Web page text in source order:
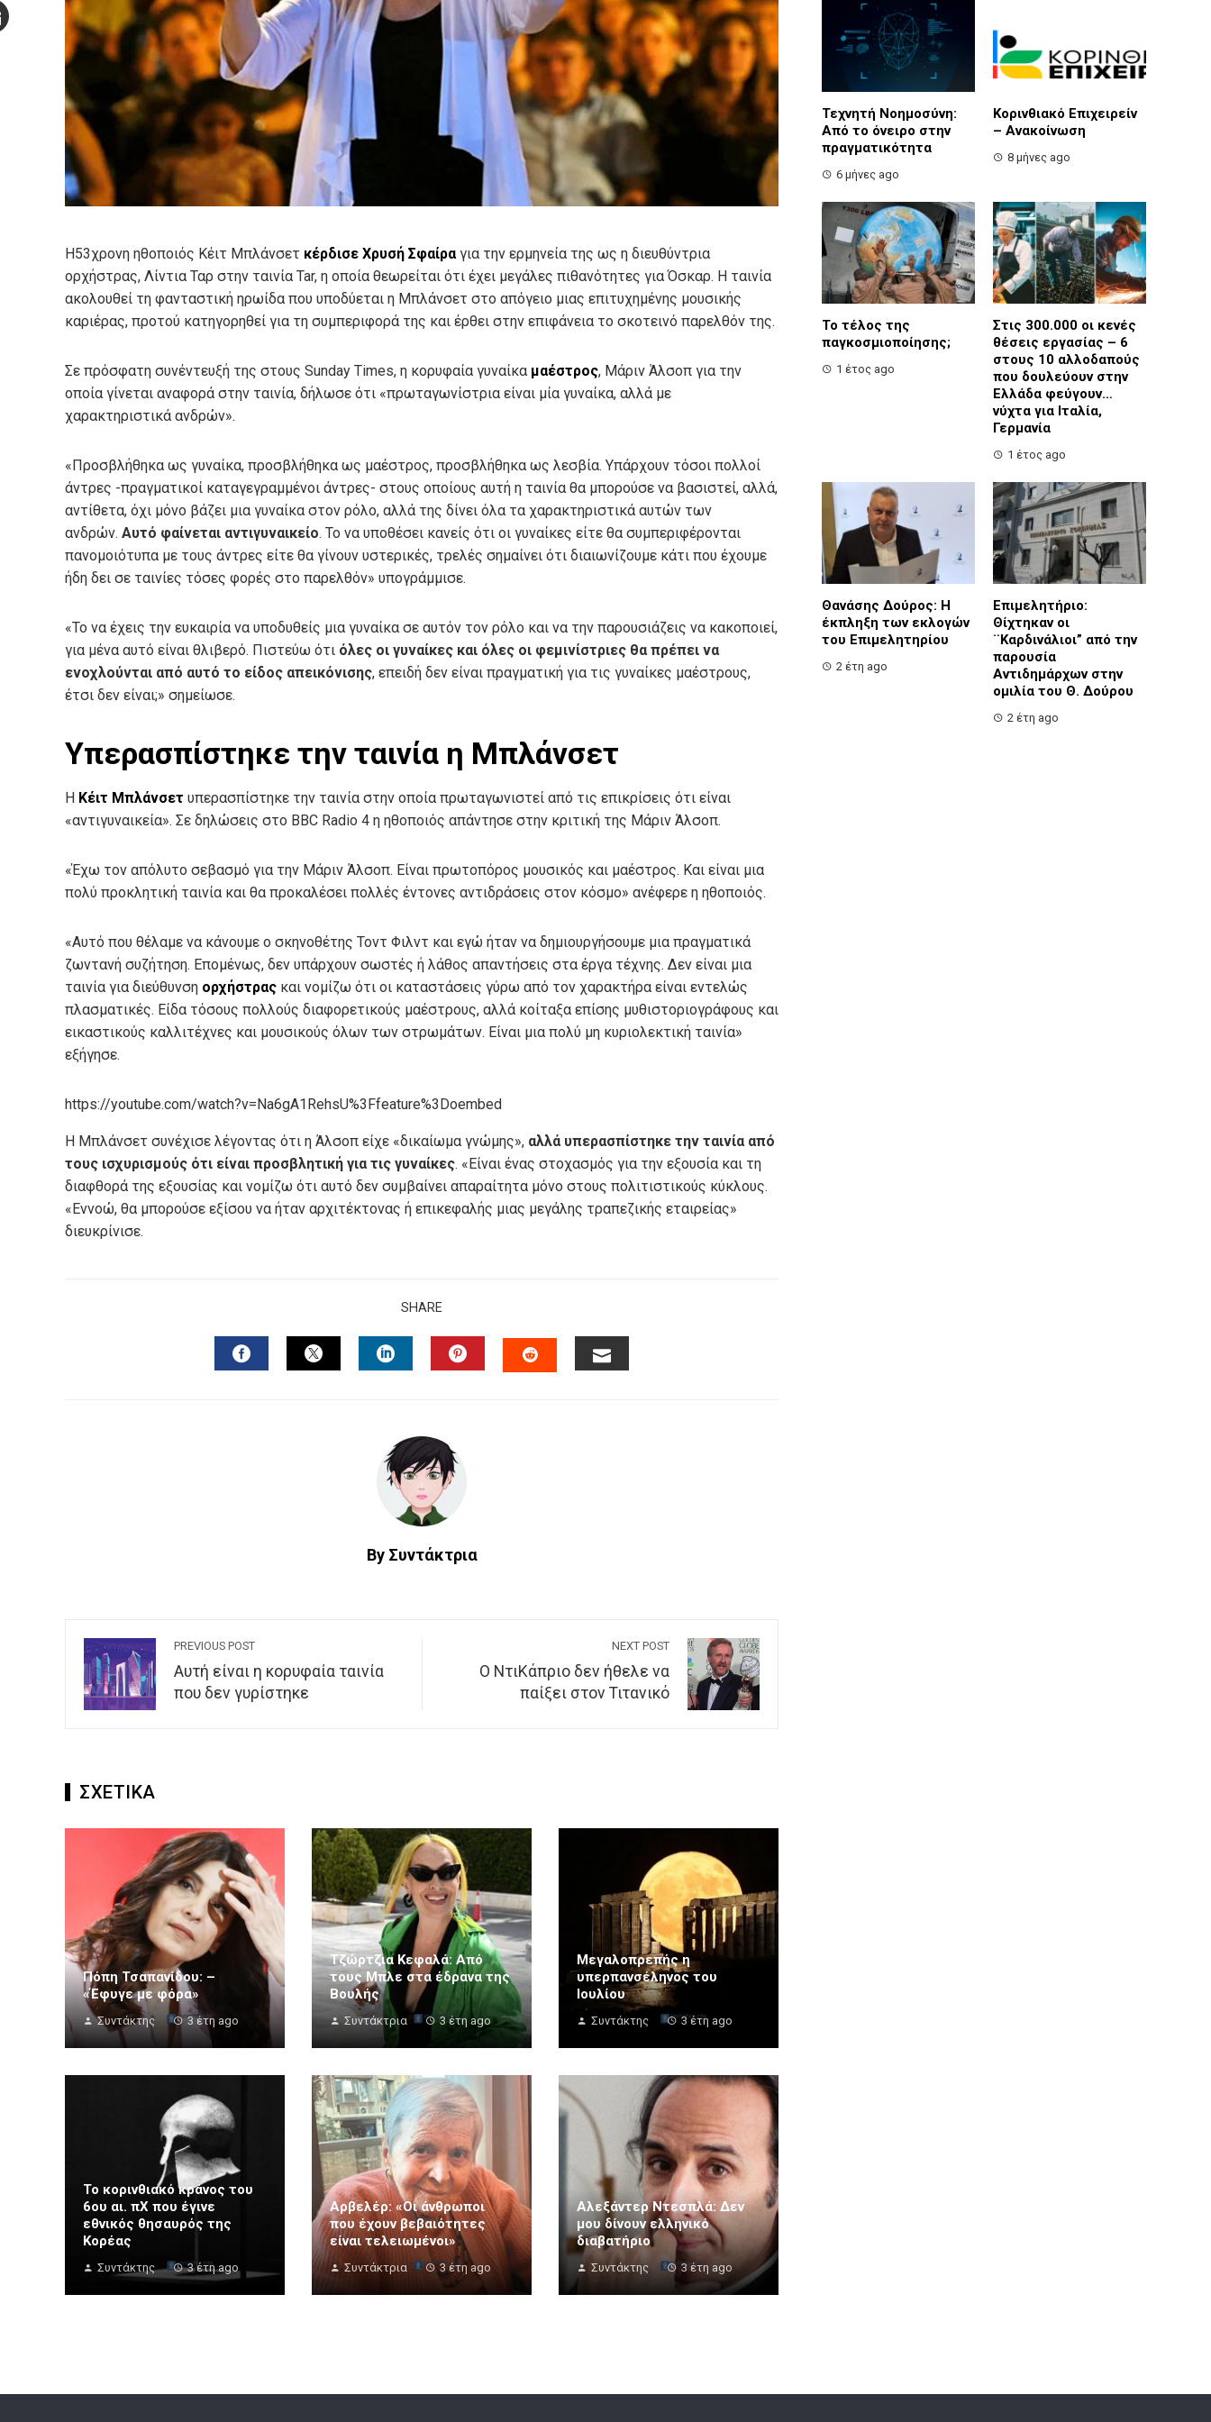
Η53χρονη ηθοποιός Κέιτ Μπλάνσετ κέρδισε Χρυσή Σφαίρα για την ερμηνεία της ως η διευθύντρια
ορχήστρας, Λίντια Ταρ στην ταινία Tar, η οποία θεωρείται ότι έχει μεγάλες πιθανότητες για Όσκαρ. Η ταινία
ακολουθεί τη φανταστική ηρωίδα που υποδύεται η Μπλάνσετ στο απόγειο μιας επιτυχημένης μουσικής
καριέρας, προτού κατηγορηθεί για τη συμπεριφορά της και έρθει στην επιφάνεια το σκοτεινό παρελθόν της.
Σε πρόσφατη συνέντευξή της στους Sunday Times, η κορυφαία γυναίκα μαέστρος, Μάριν Άλσοπ για την
οποία γίνεται αναφορά στην ταινία, δήλωσε ότι «πρωταγωνίστρια είναι μία γυναίκα, αλλά με
χαρακτηριστικά ανδρών».
«Προσβλήθηκα ως γυναίκα, προσβλήθηκα ως μαέστρος, προσβλήθηκα ως λεσβία. Υπάρχουν τόσοι πολλοί
άντρες -πραγματικοί καταγεγραμμένοι άντρες- στους οποίους αυτή η ταινία θα μπορούσε να βασιστεί, αλλά,
αντίθετα, όχι μόνο βάζει μια γυναίκα στον ρόλο, αλλά της δίνει όλα τα χαρακτηριστικά αυτών των
ανδρών. Αυτό φαίνεται αντιγυναικείο. Το να υποθέσει κανείς ότι οι γυναίκες είτε θα συμπεριφέρονται
πανομοιότυπα με τους άντρες είτε θα γίνουν υστερικές, τρελές σημαίνει ότι διαιωνίζουμε κάτι που έχουμε
ήδη δει σε ταινίες τόσες φορές στο παρελθόν» υπογράμμισε.
«Το να έχεις την ευκαιρία να υποδυθείς μια γυναίκα σε αυτόν τον ρόλο και να την παρουσιάζεις να κακοποιεί,
για μένα αυτό είναι θλιβερό. Πιστεύω ότι όλες οι γυναίκες και όλες οι φεμινίστριες θα πρέπει να
ενοχλούνται από αυτό το είδος απεικόνισης, επειδή δεν είναι πραγματική για τις γυναίκες μαέστρους,
έτσι δεν είναι;» σημείωσε.
Υπερασπίστηκε την ταινία η Μπλάνσετ
Η Κέιτ Μπλάνσετ υπερασπίστηκε την ταινία στην οποία πρωταγωνιστεί από τις επικρίσεις ότι είναι
«αντιγυναικεία». Σε δηλώσεις στο BBC Radio 4 η ηθοποιός απάντησε στην κριτική της Μάριν Άλσοπ.
«Έχω τον απόλυτο σεβασμό για την Μάριν Άλσοπ. Είναι πρωτοπόρος μουσικός και μαέστρος. Και είναι μια
πολύ προκλητική ταινία και θα προκαλέσει πολλές έντονες αντιδράσεις στον κόσμο» ανέφερε η ηθοποιός.
«Αυτό που θέλαμε να κάνουμε ο σκηνοθέτης Τοντ Φιλντ και εγώ ήταν να δημιουργήσουμε μια πραγματικά
ζωντανή συζήτηση. Επομένως, δεν υπάρχουν σωστές ή λάθος απαντήσεις στα έργα τέχνης. Δεν είναι μια
ταινία για διεύθυνση ορχήστρας και νομίζω ότι οι καταστάσεις γύρω από τον χαρακτήρα είναι εντελώς
πλασματικές. Είδα τόσους πολλούς διαφορετικούς μαέστρους, αλλά κοίταξα επίσης μυθιστοριογράφους και
εικαστικούς καλλιτέχνες και μουσικούς όλων των στρωμάτων. Είναι μια πολύ μη κυριολεκτική ταινία»
εξήγησε.
https://youtube.com/watch?v=Na6gA1RehsU%3Ffeature%3Doembed
Η Μπλάνσετ συνέχισε λέγοντας ότι η Άλσοπ είχε «δικαίωμα γνώμης», αλλά υπερασπίστηκε την ταινία από
τους ισχυρισμούς ότι είναι προσβλητική για τις γυναίκες. «Είναι ένας στοχασμός για την εξουσία και τη
διαφθορά της εξουσίας και νομίζω ότι αυτό δεν συμβαίνει απαραίτητα μόνο στους πολιτιστικούς κύκλους.
«Εννοώ, θα μπορούσε εξίσου να ήταν αρχιτέκτονας ή επικεφαλής μιας μεγάλης τραπεζικής εταιρείας»
διευκρίνισε.
SHARE
By Συντάκτρια
PREVIOUS POST
Αυτή είναι η κορυφαία ταινία
που δεν γυρίστηκε
NEXT POST
Ο ΝτιΚάπριο δεν ήθελε να
παίξει στον Τιτανικό
ΣΧΕΤΙΚΑ
Πόπη Τσαπανίδου: –
«Έφυγε με φόρα»
Συντάκτης 3 έτη ago
Τζώρτζια Κεφαλά: Από
τους Μπλε στα έδρανα της
Βουλής
Συντάκτρια 3 έτη ago
Μεγαλοπρεπής η
υπερπανσέληνος του
Ιουλίου
Συντάκτης 3 έτη ago
Το κορινθιακό κράνος του
6ου αι. πΧ που έγινε
εθνικός θησαυρός της
Κορέας
Συντάκτης 3 έτη ago
Αρβελέρ: «Οι άνθρωποι
που έχουν βεβαιότητες
είναι τελειωμένοι»
Συντάκτρια 3 έτη ago
Αλεξάντερ Ντεσπλά: Δεν
μου δίνουν ελληνικό
διαβατήριο
Συντάκτης 3 έτη ago
Τεχνητή Νοημοσύνη:
Από το όνειρο στην
πραγματικότητα
6 μήνες ago
Κορινθιακό Επιχειρείν
– Ανακοίνωση
8 μήνες ago
Το τέλος της
παγκοσμιοποίησης;
1 έτος ago
Στις 300.000 οι κενές
θέσεις εργασίας – 6
στους 10 αλλοδαπούς
που δουλεύουν στην
Ελλάδα φεύγουν…
νύχτα για Ιταλία,
Γερμανία
1 έτος ago
Θανάσης Δούρος: Η
έκπληξη των εκλογών
του Επιμελητηρίου
2 έτη ago
Επιμελητήριο:
Θίχτηκαν οι
¨Καρδινάλιοι” από την
παρουσία
Αντιδημάρχων στην
ομιλία του Θ. Δούρου
2 έτη ago